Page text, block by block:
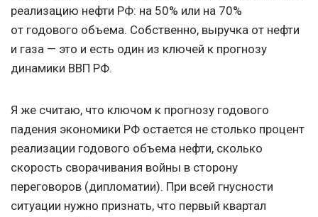
реализацию нефти РФ: на 50% или на 70%
от годового объема. Собственно, выручка от нефти
и газа — это и есть один из ключей к прогнозу
динамики ВВП РФ.
Я же считаю, что ключом к прогнозу годового
падения экономики РФ остается не столько процент
реализации годового объема нефти, сколько
скорость сворачивания войны в сторону
переговоров (дипломатии). При всей гнусности
ситуации нужно признать, что первый квартал